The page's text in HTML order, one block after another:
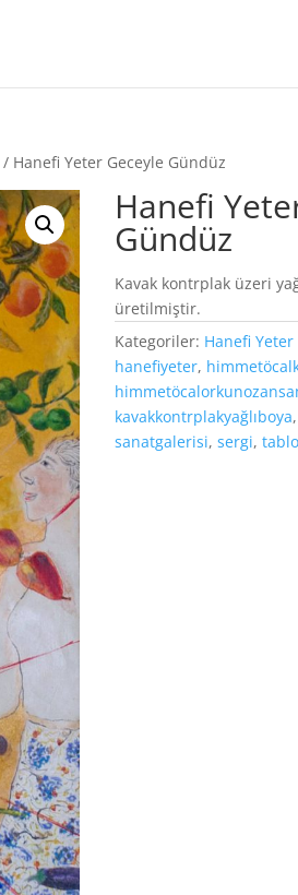
/ Hanefi Yeter Geceyle Gündüz
Hanefi
Gündüz
Kavak kontrplak üzeri
üretilmiştir.
Kategoriler: Hanefi Yeter
hanefiyeter,
kavakkontrplakyağlıboya,
sanatgalerisi,sergi,tablo